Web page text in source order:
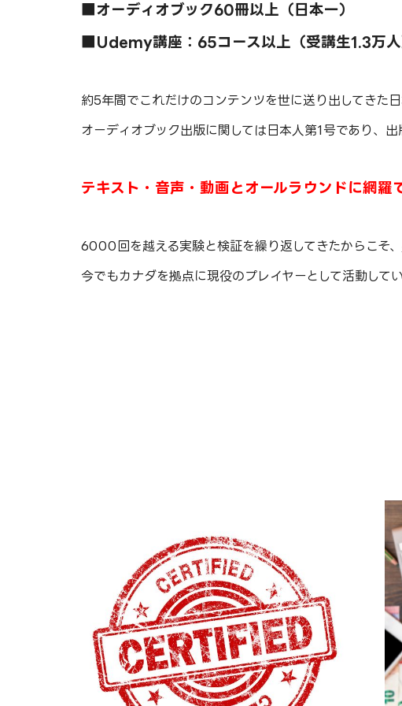
■オーディオブック60冊以上（日本一）
■Udemy講座：65コース以上（受講生1.3万人
約5年間でこれだけのコンテンツを世に送り出してきた日
オーディオブック出版に関しては日本人第1号であり、出
テキスト・音声・動画とオールラウンドに網羅
6000回を越える実験と検証を繰り返してきたからこそ、
今でもカナダを拠点に現役のプレイヤーとして活動して